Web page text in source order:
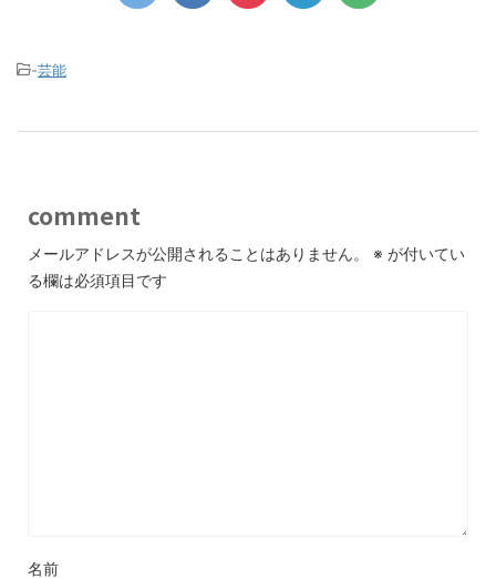
-芸能
comment
メールアドレスが公開されることはありません。 ※ が付いてい
る欄は必須項目です
名前